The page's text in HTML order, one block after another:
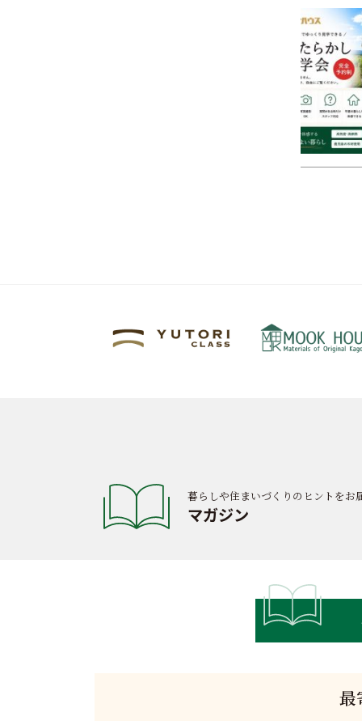
暮らしや住まいづくりのヒントをお
マガジン
最